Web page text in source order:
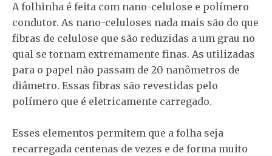
A folhinha é feita com nano-celulose e polímero
condutor. As nano-celuloses nada mais são do que
fibras de celulose que são reduzidas a um grau no
qual se tornam extremamente finas. As utilizadas
para o papel não passam de 20 nanômetros de
diâmetro. Essas fibras são revestidas pelo
polímero que é eletricamente carregado.
Esses elementos permitem que a folha seja
recarregada centenas de vezes e de forma muito